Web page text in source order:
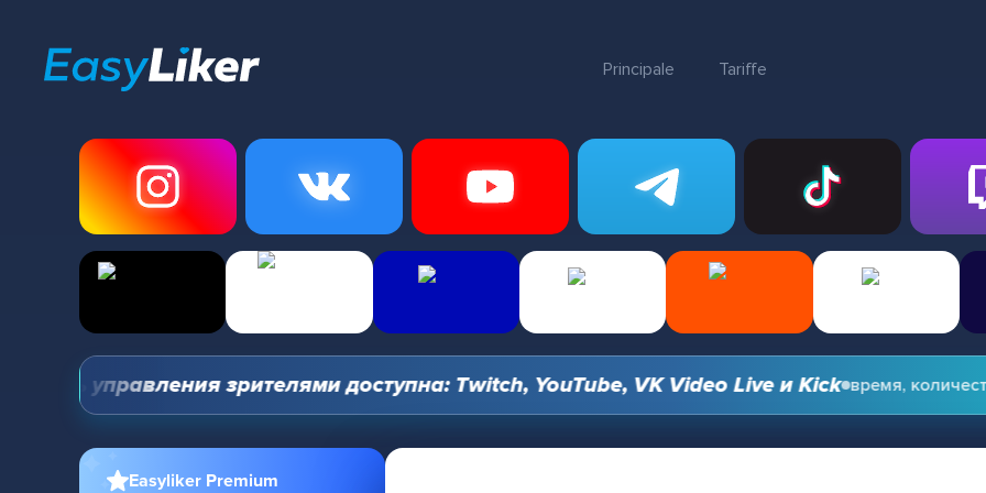
Principale Tariffe
управления зрителями доступна: Twitch, YouTube, VK Video Live и Kick время,
Easyliker Premium